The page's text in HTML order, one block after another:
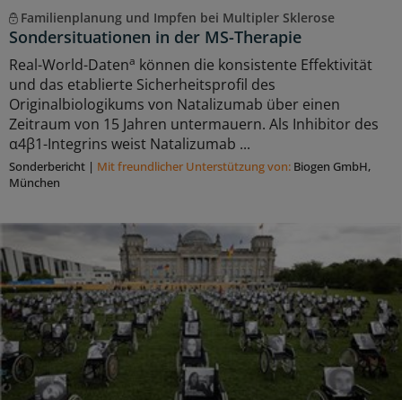
Familienplanung und Impfen bei Multipler Sklerose
Sondersituationen in der MS-Therapie
Real-World-Datena können die konsistente Effektivität
und das etablierte Sicherheitsprofil des
Originalbiologikums von Natalizumab über einen
Zeitraum von 15 Jahren untermauern. Als Inhibitor des
α4β1-Integrins weist Natalizumab ...
Sonderbericht | Mit freundlicher Unterstützung von: Biogen GmbH,
München